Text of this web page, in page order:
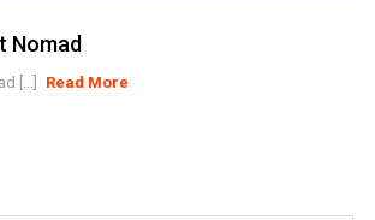
Nomad
[...] Read More